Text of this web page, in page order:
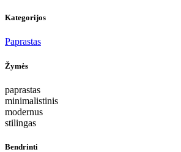
Kategorijos
Paprastas
Žymės
paprastas
minimalistinis
modernus
stilingas
Bendrinti